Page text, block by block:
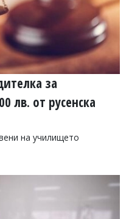
за
лв. от русенска
на училището